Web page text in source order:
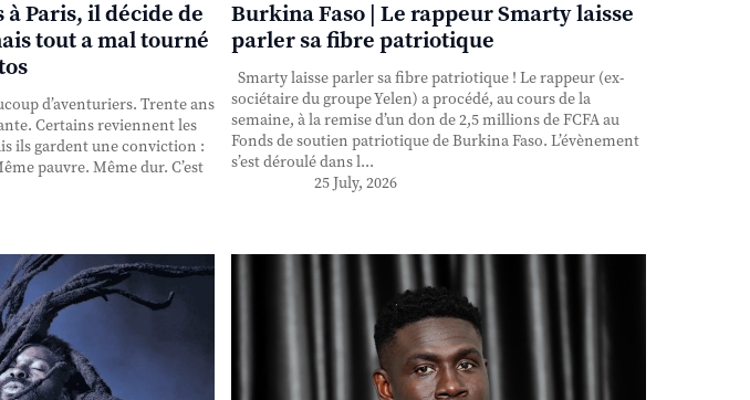
à Paris, il décide de
tout a mal tourné
d’aventuriers. Trente ans
Certains reviennent les
ils gardent une conviction :
pauvre. Même dur. C’est
Burkina Faso | Le rappeur Smarty laisse
parler sa fibre patriotique
Smarty laisse parler sa fibre patriotique ! Le rappeur (ex-
sociétaire du groupe Yelen) a procédé, au cours de la
semaine, à la remise d’un don de 2,5 millions de FCFA au
Fonds de soutien patriotique de Burkina Faso. L’évènement
s’est déroulé dans l...
25 July, 2026